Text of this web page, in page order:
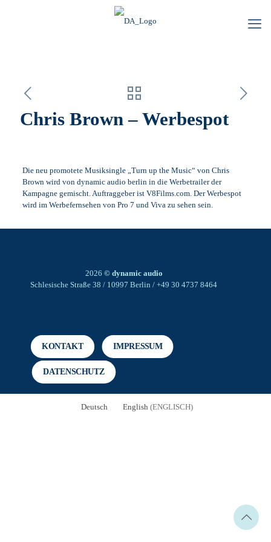
Chris Brown – Werbespot
Die neu promotete Musiksingle „Turn up the Music“ von Chris
Brown wird von dynamic audio berlin in die Werbetrailerder
Kampagne gemischt. Auftraggeber ist V8Films.com. Der Werbespot
wird im Werbefernsehen von Pro 7 und Viva zu sehen sein.
2026 © dynamic audio
Schlesische Straße 38 / 10997 Berlin / +49 30 4737 8464
KONTAKT IMPRESSUM
DATENSCHUTZ
Deutsch English (ENGLISCH)